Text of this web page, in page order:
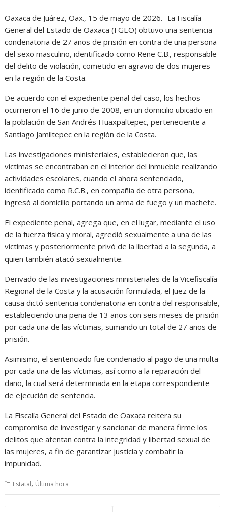
Oaxaca de Juárez, Oax., 15 de mayo de 2026.- La Fiscalía
General del Estado de Oaxaca (FGEO) obtuvo una sentencia
condenatoria de 27 años de prisión en contra de una persona
del sexo masculino, identificado como Rene C.B., responsable
del delito de violación, cometido en agravio de dos mujeres
en la región de la Costa.
De acuerdo con el expediente penal del caso, los hechos
ocurrieron el 16 de junio de 2008, en un domicilio ubicado en
la población de San Andrés Huaxpaltepec, perteneciente a
Santiago Jamiltepec en la región de la Costa.
Las investigaciones ministeriales, establecieron que, las
víctimas se encontraban en el interior del inmueble realizando
actividades escolares, cuando el ahora sentenciado,
identificado como R.C.B., en compañía de otra persona,
ingresó al domicilio portando un arma de fuego y un machete.
El expediente penal, agrega que, en el lugar, mediante el uso
de la fuerza física y moral, agredió sexualmente a una de las
víctimas y posteriormente privó de la libertad a la segunda, a
quien también atacó sexualmente.
Derivado de las investigaciones ministeriales de la Vicefiscalía
Regional de la Costa y la acusación formulada, el Juez de la
causa dictó sentencia condenatoria en contra del responsable,
estableciendo una pena de 13 años con seis meses de prisión
por cada una de las víctimas, sumando un total de 27 años de
prisión.
Asimismo, el sentenciado fue condenado al pago de una multa
por cada una de las víctimas, así como a la reparación del
daño, la cual será determinada en la etapa correspondiente
de ejecución de sentencia.
La Fiscalía General del Estado de Oaxaca reitera su
compromiso de investigar y sancionar de manera firme los
delitos que atentan contra la integridad y libertad sexual de
las mujeres, a fin de garantizar justicia y combatir la
impunidad.
Estatal, Última hora